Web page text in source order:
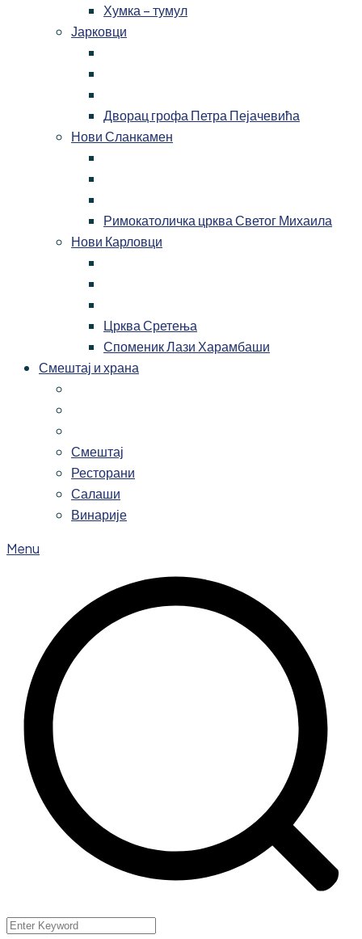
Хумка – тумул
Јарковци
Дворац грофа Петра Пејачевића
Нови Сланкамен
Римокатоличка црква Светог Михаила
Нови Карловци
Црква Сретења
Споменик Лази Харамбаши
Смештај и храна
Смештај
Ресторани
Салаши
Винарије
Menu